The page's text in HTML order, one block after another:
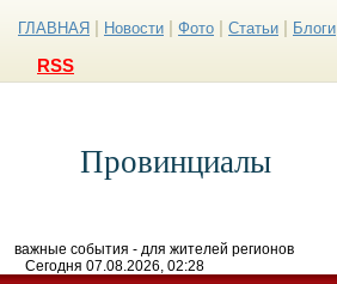
ГЛАВНАЯ Новости Фото Статьи Блоги
RSS
Провинциалы
важные события - для жителей регионов
Сегодня 07.08.2026, 02:28